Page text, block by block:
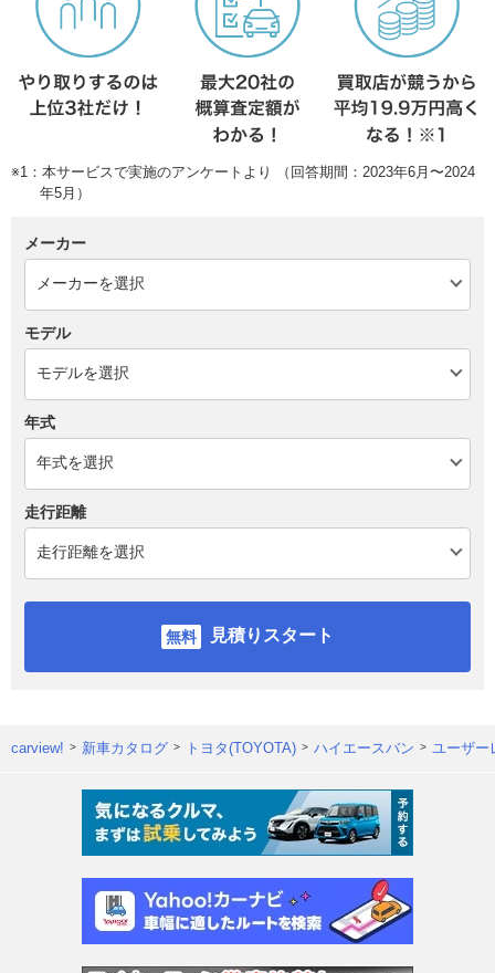
※1：本サービスで実施のアンケートより （回答期間：2023年6月〜2024
年5月）
メーカー
モデル
年式
走行距離
見積りスタート
carview! 新車カタログ トヨタ(TOYOTA) ハイエースバン ユーザー